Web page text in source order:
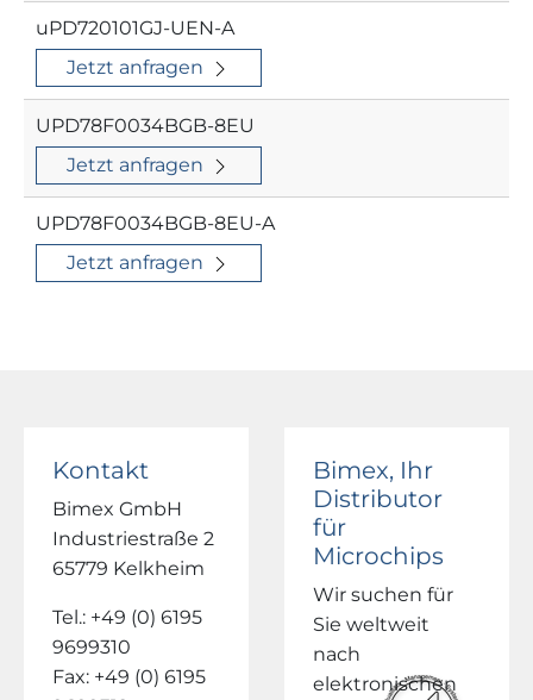
uPD720101GJ-UEN-A
Jetzt anfragen
UPD78F0034BGB-8EU
Jetzt anfragen
UPD78F0034BGB-8EU-A
Jetzt anfragen
Kontakt
Bimex GmbH
Industriestraße 2
65779 Kelkheim
Tel.: +49 (0) 6195
9699310
Fax: +49 (0) 6195
Bimex, Ihr
Distributor
für
Microchips
Wir suchen für
Sie weltweit
nach
elektronischen